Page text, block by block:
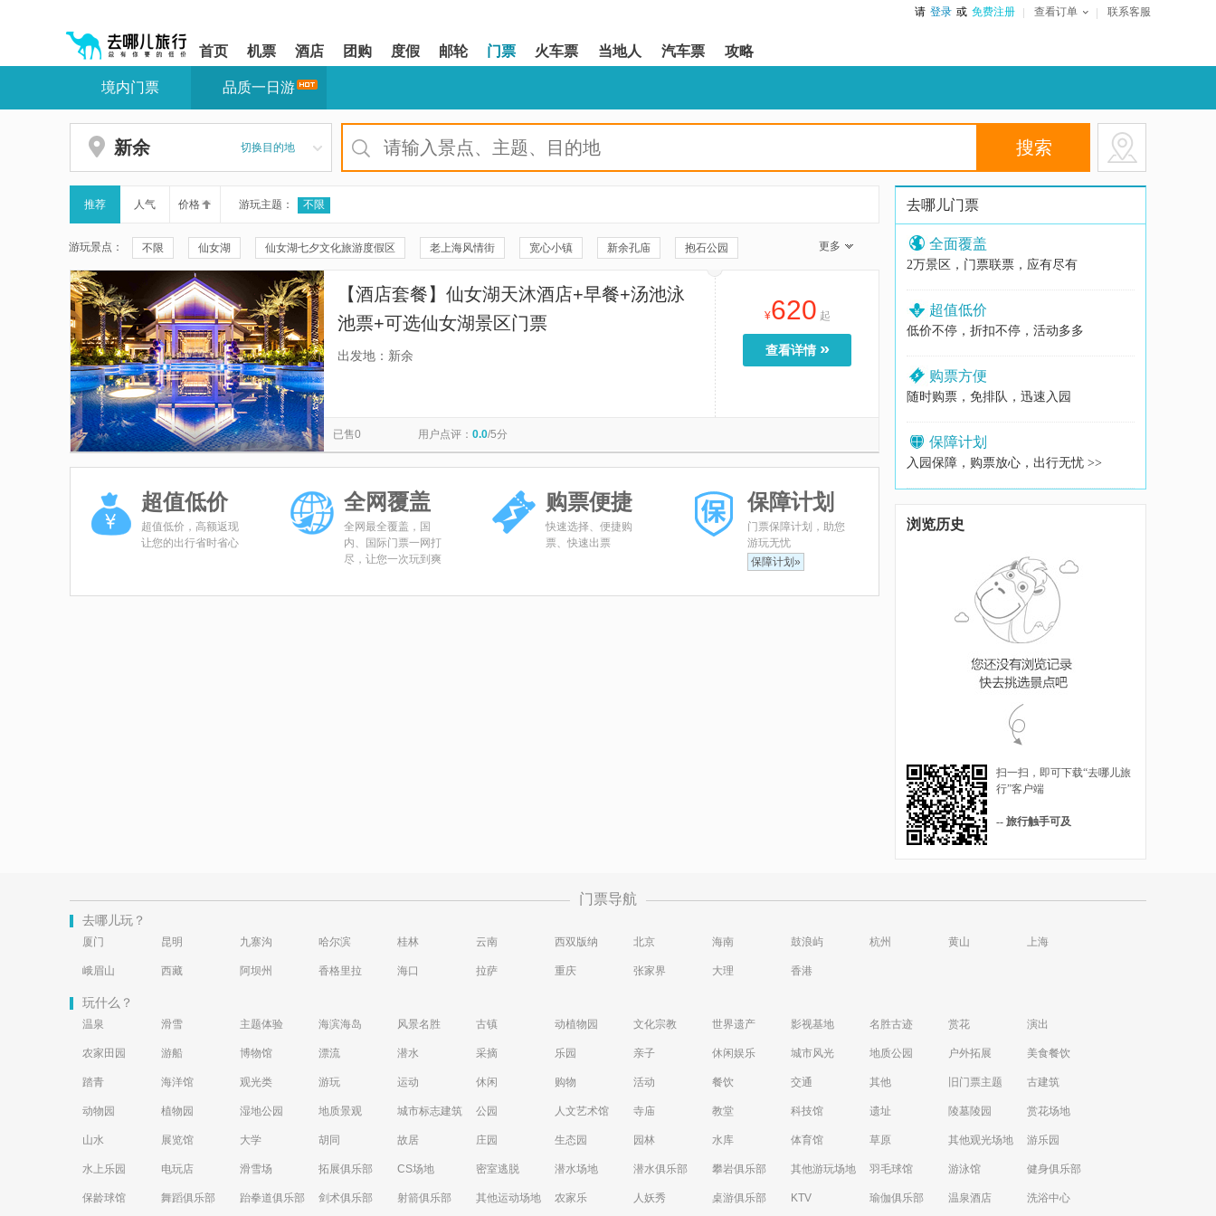
您
站
区,
本
有
6
个
模
块,
按
下
Tab
键
浏
览
信
息
请 登录 或 免费注册 查看订单 联系客服
首页 机票 酒店 团购 度假 邮轮 门票 火车票 当地人 汽车票 攻略
您
站
区
境内门票 品质一日游
新余 切换目的地
推荐 人气 价格 游玩主题： 不限
游玩景点： 不限 仙女湖 仙女湖七夕文化旅游度假区 老上海风情街 宽心小镇 新余孔庙 抱石公园
介桥古村景区 双林夏布文化旅游景区 蒙山水库
孔目江国家湿地公园 夏布绣博物馆 新余彩色村 花木里景区 新余市博物馆
抱石公园-傅抱石纪念馆 凯光新天地旅游度假区
仰天岗国家森林公园 黄毛洞瀑布 白路塘村朱氏宗祠
新余凤凰湾森林乐园 仙女湖金石山景区
新余欢乐大世界 皇窑景区
更多
【酒店套餐】仙女湖天沐酒店+早餐+汤池泳
池票+可选仙女湖景区门票
出发地：新余
¥620 起
查看详情 »
已售0 用户点评： 0.0/5分
超值低价
超值低价，高额返现
让您的出行省时省心
全网覆盖
全网最全覆盖，国
内、国际门票一网打
尽，让您一次玩到爽
购票便捷
快速选择、便捷购
票、快速出票
保障计划
门票保障计划，助您
游玩无忧
保障计划»
去哪儿门票
全面覆盖
2万景区，门票联票，应有尽有
超值低价
低价不停，折扣不停，活动多多
购票方便
随时购票，免排队，迅速入园
保障计划
入园保障，购票放心，出行无忧 >>
浏览历史
扫一扫，即可下载“去哪儿旅
行”客户端
-- 旅行触手可及
门票导航
去哪儿玩？
厦门 昆明 九寨沟 哈尔滨 桂林 云南 西双版纳 北京 海南 鼓浪屿 杭州 黄山 上海
峨眉山 西藏 阿坝州 香格里拉 海口 拉萨 重庆 张家界 大理 香港
玩什么？
温泉 滑雪 主题体验 海滨海岛 风景名胜 古镇 动植物园 文化宗教 世界遗产 影视基地 名胜古迹 赏花 演出
农家田园 游船 博物馆 漂流 潜水 采摘 乐园 亲子 休闲娱乐 城市风光 地质公园 户外拓展 美食餐饮
踏青 海洋馆 观光类 游玩 运动 休闲 购物 活动 餐饮 交通 其他 旧门票主题 古建筑
动物园 植物园 湿地公园 地质景观 城市标志建筑 公园 人文艺术馆 寺庙 教堂 科技馆 遗址 陵墓陵园 赏花场地
山水 展览馆 大学 胡同 故居 庄园 生态园 园林 水库 体育馆 草原 其他观光场地 游乐园
水上乐园 电玩店 滑雪场 拓展俱乐部 CS场地 密室逃脱 潜水场地 潜水俱乐部 攀岩俱乐部 其他游玩场地 羽毛球馆 游泳馆 健身俱乐部
保龄球馆 舞蹈俱乐部 跆拳道俱乐部 剑术俱乐部 射箭俱乐部 其他运动场地 农家乐 人妖秀 桌游俱乐部 KTV 瑜伽俱乐部 温泉酒店 洗浴中心